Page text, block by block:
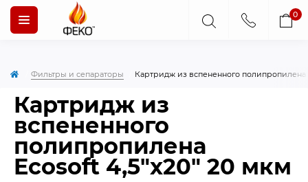
0
Фильтры и сепараторы Картридж из вспененного полипропилена
Картридж из
вспененного
полипропилена
Ecosoft 4,5″x20″ 20 мкм